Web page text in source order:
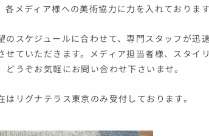
各メディア様への美術協力に力を入れております
のスケジュールに合わせて、専門スタッフが迅
せていただきます。メディア担当者様、スタイ
どうぞお気軽にお問い合わせ下さいませ。
はリグナテラス東京のみ受付しております。